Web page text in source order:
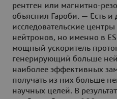
рентген или магнитно-
объяснил Гароби. — Есть и
исследовательские
нейтронов, но именно в
мощный ускоритель
генерирующий больше
наиболее эффективных
получать из них больше
научных целей. В